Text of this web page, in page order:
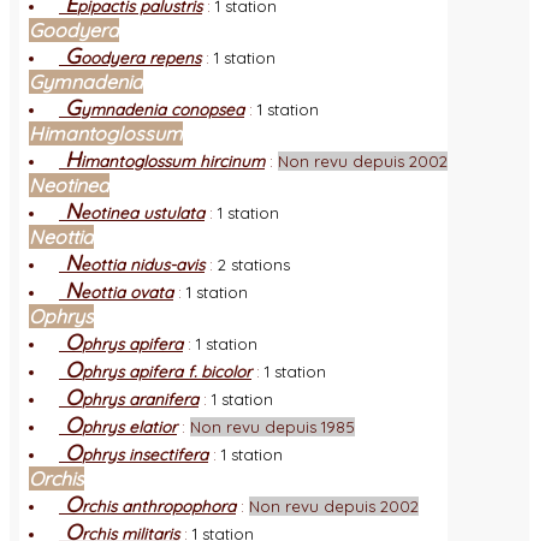
pipactis palustris: 1 station
Goodyera
Goodyera repens: 1 station
Gymnadenia
Gymnadenia conopsea: 1 station
Himantoglossum
Himantoglossum hircinum: Non revu depuis 2002
Neotinea
Neotinea ustulata: 1 station
Neottia
Neottia nidus-avis: 2 stations
Neottia ovata: 1 station
Ophrys
Ophrys apifera: 1 station
Ophrys apifera f. bicolor: 1 station
Ophrys aranifera: 1 station
Ophrys elatior: Non revu depuis 1985
Ophrys insectifera: 1 station
Orchis
Orchis anthropophora: Non revu depuis 2002
Orchis militaris: 1 station